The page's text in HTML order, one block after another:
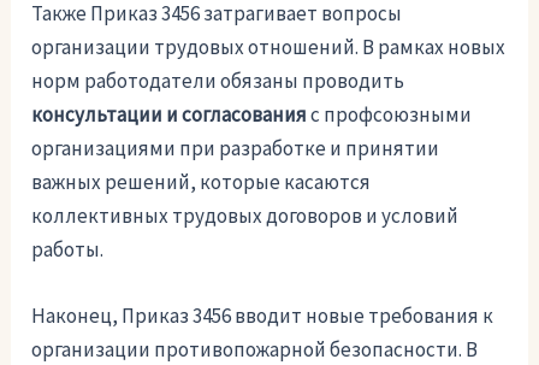
Также Приказ 3456 затрагивает вопросы
организации трудовых отношений. В рамках новых
норм работодатели обязаны проводить
консультации и согласованияс профсоюзными
организациями при разработке и принятии
важных решений, которые касаются
коллективных трудовых договоров и условий
работы.
Наконец, Приказ 3456 вводит новые требования к
организации противопожарной безопасности. В